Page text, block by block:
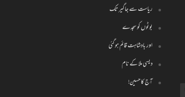
ریاست سے جاگیر تک
بوٹوں کو سجدے
اور بادشاہت قائم ہو گئی
دیسی ملا کے نام
آج کا حسین!